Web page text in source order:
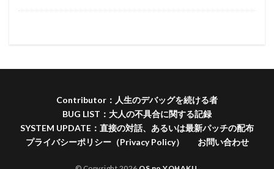
Contributor：人生のデバッグを続ける者
BUG LIST：大人の不具合に関する記録
SYSTEM UPDATE：直接の対話、あるいは最新パッチの配布
プライバシーポリシー（Privacy Policy）
お問い合わせ